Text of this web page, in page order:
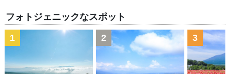
フォトジェニックなスポット
1 2 3